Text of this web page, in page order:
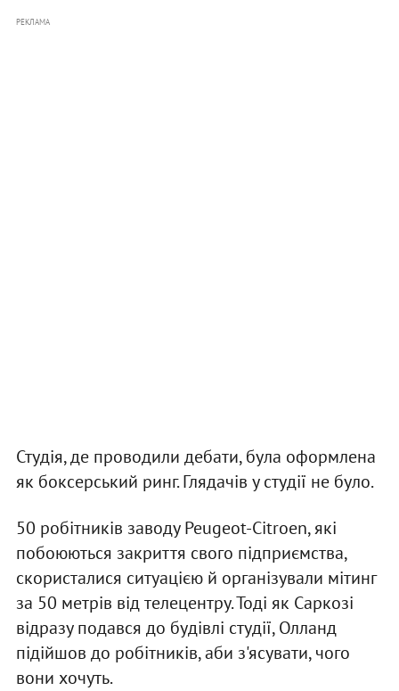
РЕКЛАМА
Студія, де проводили дебати, була оформлена
як боксерський ринг. Глядачів у студії не було.
50 робітників заводу Peugeot-Citroen, які
побоюються закриття свого підприємства,
скористалися ситуацією й організували мітинг
за 50 метрів від телецентру. Тоді як Саркозі
відразу подався до будівлі студії, Олланд
підійшов до робітників, аби з'ясувати, чого
вони хочуть.